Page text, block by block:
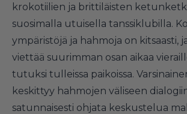
krokotiilien ja brittiläisten
suosimalla utuisella tanssiklubilla.
ympäristöjä ja hahmoja on kitsaasti,
viettää suurimman osan aikaa
tutuksi tulleissa paikoissa.
keskittyy hahmojen väliseen
satunnaisesti ohjata keskustelua